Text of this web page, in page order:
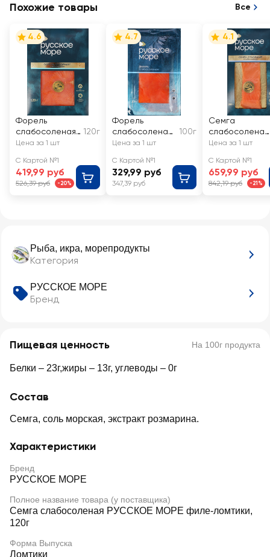
Рыба, икра, морепродукты
Категория
РУССКОЕ МОРЕ
Бренд
Пищевая ценность На 100г продукта
Белки – 23г,жиры – 13г, углеводы – 0г
Состав
Семга, соль морская, экстракт розмарина.
Характеристики
Бренд
РУССКОЕ МОРЕ
Полное название товара (у поставщика)
Семга слабосоленая РУССКОЕ МОРЕ филе-ломтики,
120г
Форма Выпуска
Ломтики
Похожие товары Все
4.6
Форель
слабосоленая
РУССКОЕ МОРЕ
120г
Цена за 1 шт
С Картой №1
419,99 руб
526,39 руб -20%
4.7
Форель
слабосоленая
РУССКОЕ МОРЕ
100г
Цена за 1 шт
С Картой №1
329,99 руб
347,39 руб
4.1
Семга
слабосоленая
РУССКОЕ
кусок
Цена за 1 шт
С Картой №1
659,99 руб
842,19 руб -21%